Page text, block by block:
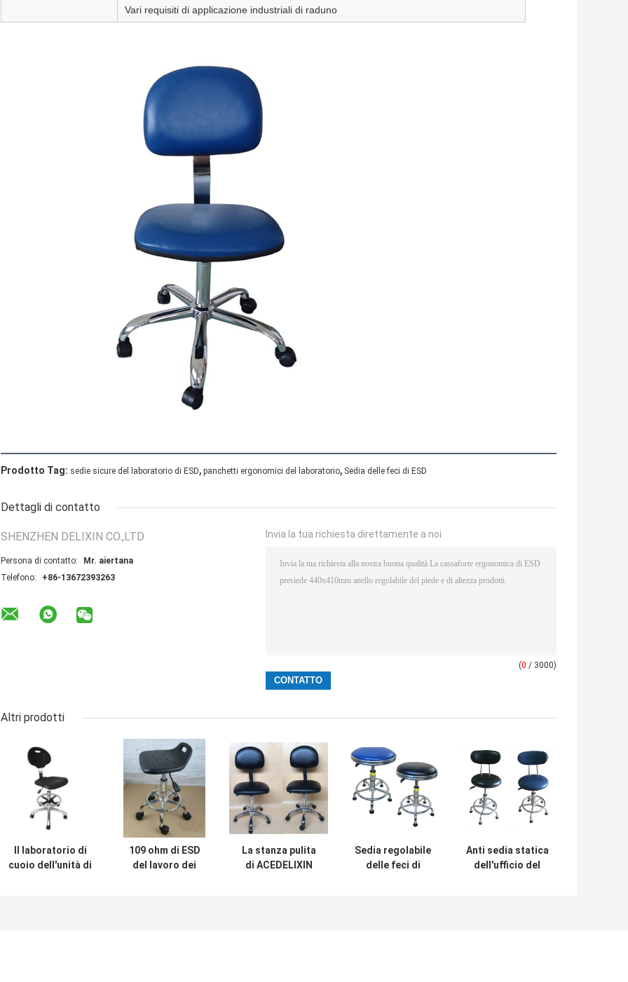
Vari requisiti di applicazione industriali di raduno
Prodotto Tag: sedie sicure del laboratorio di ESD, panchetti ergonomici del laboratorio, Sedia delle feci di ESD
Dettagli di contatto
SHENZHEN DELIXIN CO.,LTD
Persona di contatto:
Mr. aiertana
Telefono:
+86-13672393263
Invia la tua richiesta direttamente a noi
(0 / 3000)
Altri prodotti
Il laboratorio di
cuoio dell'unità di
109 ohm di ESD
del lavoro dei
La stanza pulita
di ACEDELIXIN
Sedia regolabile
delle feci di
Anti sedia statica
dell'ufficio del